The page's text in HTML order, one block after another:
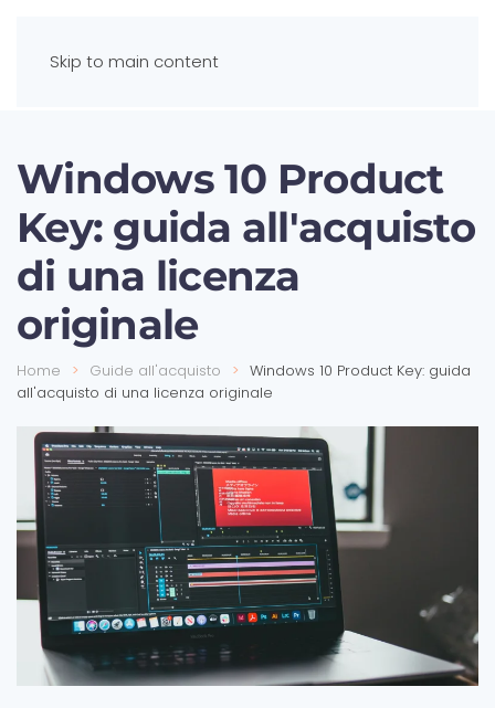
Skip to main content
Windows 10 Product
Key: guida all'acquisto
di una licenza
originale
Home Guide all'acquisto
Windows 10 Product Key: guida
all'acquisto di una licenza originale